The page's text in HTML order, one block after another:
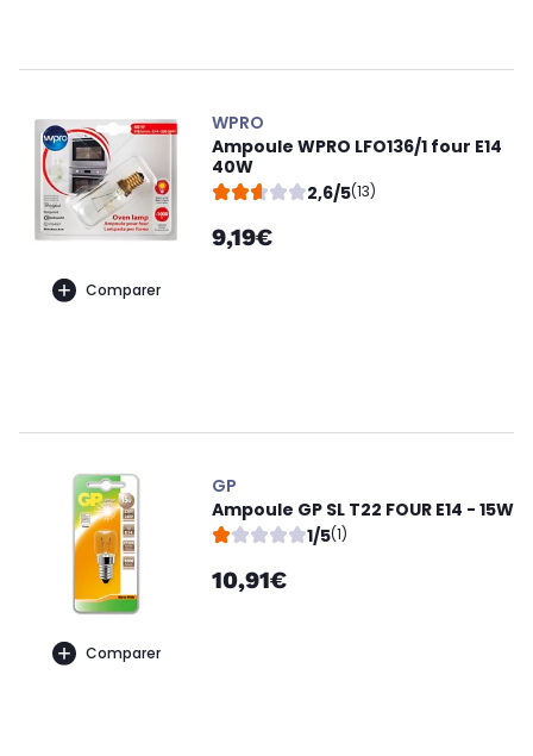
Comparer
WPRO
Ampoule WPRO LFO136/1 four E14
40W
2,6/5(13)
9,19€
Comparer
GP
Ampoule GP SL T22 FOUR E14 - 15W
1/5(1)
10,91€